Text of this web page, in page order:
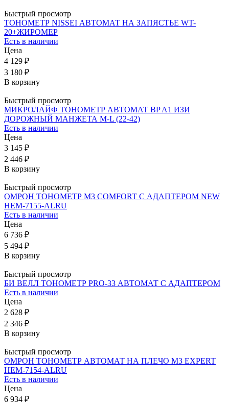
Быстрый просмотр
ТОНОМЕТР NISSEI АВТОМАТ НА ЗАПЯСТЬЕ WT-
20+ЖИРОМЕР
Есть в наличии
Цена
4 129 ₽
3 180 ₽
В корзину
Быстрый просмотр
МИКРОЛАЙФ ТОНОМЕТР АВТОМАТ BP A1 ИЗИ
ДОРОЖНЫЙ МАНЖЕТА M-L (22-42)
Есть в наличии
Цена
3 145 ₽
2 446 ₽
В корзину
Быстрый просмотр
ОМРОН ТОНОМЕТР M3 COMFORT С АДАПТЕРОМ NEW
HEM-7155-ALRU
Есть в наличии
Цена
6 736 ₽
5 494 ₽
В корзину
Быстрый просмотр
БИ ВЕЛЛ ТОНОМЕТР PRO-33 АВТОМАТ С АДАПТЕРОМ
Есть в наличии
Цена
2 628 ₽
2 346 ₽
В корзину
Быстрый просмотр
ОМРОН ТОНОМЕТР АВТОМАТ НА ПЛЕЧО M3 EXPERT
НЕМ-7154-ALRU
Есть в наличии
Цена
6 934 ₽